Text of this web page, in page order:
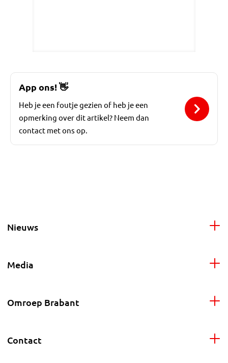
App ons!👋
Heb je een foutje gezien of heb je een
opmerking over dit artikel? Neem dan
contact met ons op.
Nieuws
Media
Omroep Brabant
Contact